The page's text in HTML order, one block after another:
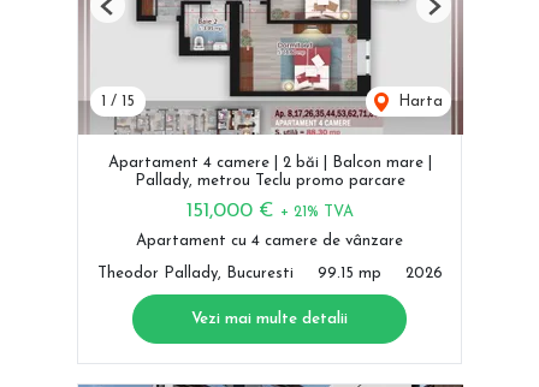
/ 15 Harta
Previous Next
Apartament 4 camere | 2 băi | Balcon mare |
Pallady, metrou Teclu promo parcare
151,000 € + 21% TVA
Apartament cu 4 camere de vânzare
Theodor Pallady, Bucuresti 99.15 mp 2026
Vezi mai multe detalii